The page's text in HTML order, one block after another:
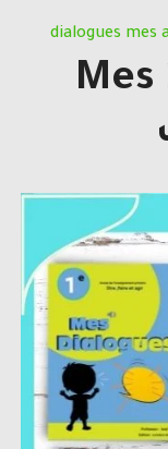
dialogues mes
كراسة نصوص الحوار طبعة 2021 Mes